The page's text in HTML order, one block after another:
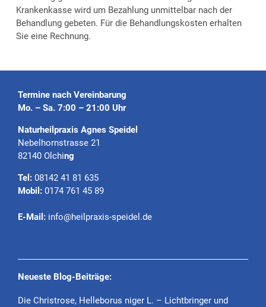
Krankenkasse wird um Bezahlung unmittelbar nach der
Behandlung gebeten. Für die Behandlungskosten erhalten
Sie eine Rechnung.
Termine nach Vereinbarung
Mo. – Sa. 7:00 – 21:00 Uhr
Naturheilpraxis Agnes Speidel
Nebelhornstrasse 21
82140 Olching
Tel: 08142 41 81 635
Mobil: 0174 761 45 89
E-Mail: info@heilpraxis-speidel.de
Neueste Blog-Beiträge:
Die Christrose, Helleborus niger L. – Lichtbringer und